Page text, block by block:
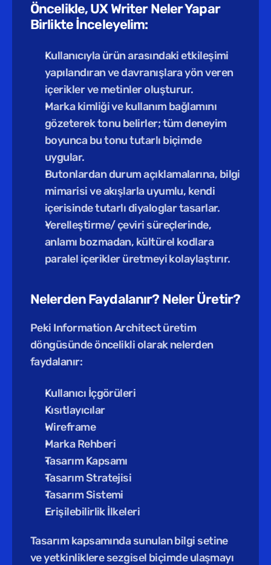
Öncelikle, UX Writer Neler Yapar
Birlikte İnceleyelim:
Kullanıcıyla ürün arasındaki etkileşimi
yapılandıran ve davranışlara yön veren
içerikler ve metinler oluşturur.
Marka kimliği ve kullanım bağlamını
gözeterek tonu belirler; tüm deneyim
boyunca bu tonu tutarlı biçimde
uygular.
Butonlardan durum açıklamalarına, bilgi
mimarisi ve akışlarla uyumlu, kendi
içerisinde tutarlı diyaloglar tasarlar.
Yerelleştirme/ çeviri süreçlerinde,
anlamı bozmadan, kültürel kodlara
paralel içerikler üretmeyi kolaylaştırır.
Nelerden Faydalanır? Neler Üretir?
Peki Information Architect üretim
döngüsünde öncelikli olarak nelerden
faydalanır:
Kullanıcı İçgörüleri
Kısıtlayıcılar
Wireframe
Marka Rehberi
Tasarım Kapsamı
Tasarım Stratejisi
Tasarım Sistemi
Erişilebilirlik İlkeleri
Tasarım kapsamında sunulan bilgi setine
ve yetkinliklere sezgisel biçimde ulaşmayı